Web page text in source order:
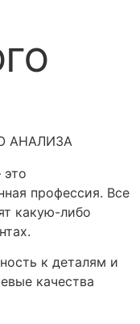
это
профессия. Все
какую-либо
к деталям и
качества